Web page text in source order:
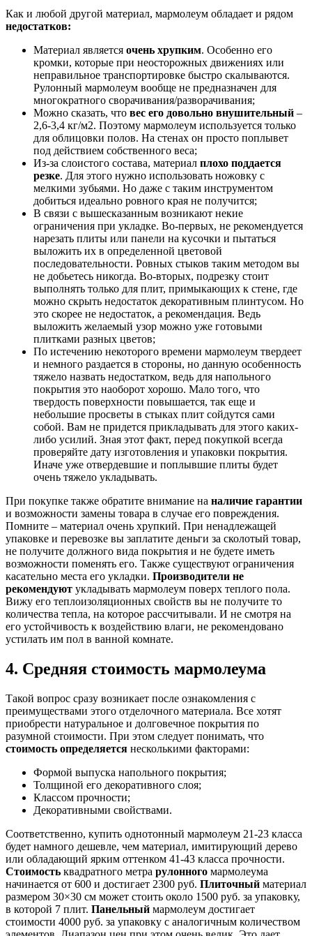
Как и любой другой материал, мармолеум обладает и рядом
недостатков:
Материал является очень хрупким. Особенно его
кромки, которые при неосторожных движениях или
неправильное транспортировке быстро скалываются.
Рулонный мармолеум вообще не предназначен для
многократного сворачивания/разворачивания;
Можно сказать, что вес его довольно внушительный –
2,6-3,4 кг/м2. Поэтому мармолеум используется только
для облицовки полов. На стенах он просто поплывет
под действием собственного веса;
Из-за слоистого состава, материал плохо поддается
резке. Для этого нужно использовать ножовку с
мелкими зубьями. Но даже с таким инструментом
добиться идеально ровного края не получится;
В связи с вышесказанным возникают некие
ограничения при укладке. Во-первых, не рекомендуется
нарезать плиты или панели на кусочки и пытаться
выложить их в определенной цветовой
последовательности. Ровных стыков таким методом вы
не добьетесь никогда. Во-вторых, подрезку стоит
выполнять только для плит, примыкающих к стене, где
можно скрыть недостаток декоративным плинтусом. Но
это скорее не недостаток, а рекомендация. Ведь
выложить желаемый узор можно уже готовыми
плитками разных цветов;
По истечению некоторого времени мармолеум твердеет
и немного раздается в стороны, но данную особенность
тяжело назвать недостатком, ведь для напольного
покрытия это наоборот хорошо. Мало того, что
твердость поверхности повышается, так еще и
небольшие просветы в стыках плит сойдутся сами
собой. Вам не придется прикладывать для этого каких-
либо усилий. Зная этот факт, перед покупкой всегда
проверяйте дату изготовления и упаковки покрытия.
Иначе уже отвердевшие и поплывшие плиты будет
очень тяжело укладывать.
При покупке также обратите внимание на наличие гарантии
и возможности замены товара в случае его повреждения.
Помните – материал очень хрупкий. При ненадлежащей
упаковке и перевозке вы заплатите деньги за сколотый товар,
не получите должного вида покрытия и не будете иметь
возможности поменять его. Также существуют ограничения
касательно места его укладки. Производители не
рекомендуют укладывать мармолеум поверх теплого пола.
Вижу его теплоизоляционных свойств вы не получите то
количества тепла, на которое рассчитывали. И не смотря на
его устойчивость к воздействию влаги, не рекомендовано
устилать им пол в ванной комнате.
4. Средняя стоимость мармолеума
Такой вопрос сразу возникает после ознакомления с
преимуществами этого отделочного материала. Все хотят
приобрести натуральное и долговечное покрытия по
разумной стоимости. При этом следует понимать, что
стоимость определяется несколькими факторами:
Формой выпуска напольного покрытия;
Толщиной его декоративного слоя;
Классом прочности;
Декоративными свойствами.
Соответственно, купить однотонный мармолеум 21-23 класса
будет намного дешевле, чем материал, имитирующий дерево
или обладающий ярким оттенком 41-43 класса прочности.
Стоимость квадратного метра рулонного мармолеума
начинается от 600 и достигает 2300 руб. Плиточный материал
размером 30×30 см может стоить около 1500 руб. за упаковку,
в которой 7 плит. Панельный мармолеум достигает
стоимости 4000 руб. за упаковку с аналогичным количеством